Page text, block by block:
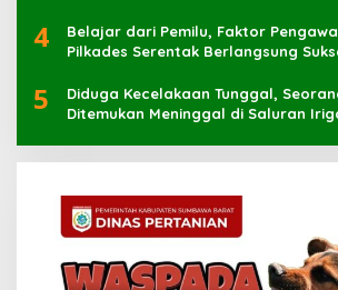
4
Belajar dari Pemilu, Faktor
Pilkades Serentak Berlangsung
5
Diduga Kecelakaan Tunggal,
Ditemukan Meninggal di Saluran